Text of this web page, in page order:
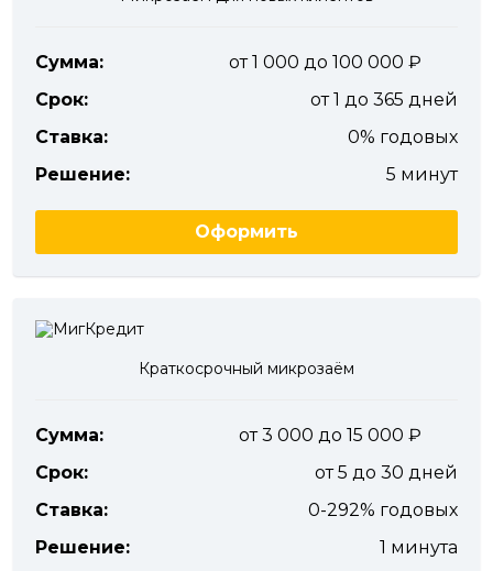
Сумма:
от 1 000 до 100 000
Срок:
от 1 до 365 дней
Ставка:
0% годовых
Решение:
5 минут
Оформить
Краткосрочный микрозаём
Сумма:
от 3 000 до 15 000
Срок:
от 5 до 30 дней
Ставка:
0-292% годовых
Решение:
1 минута